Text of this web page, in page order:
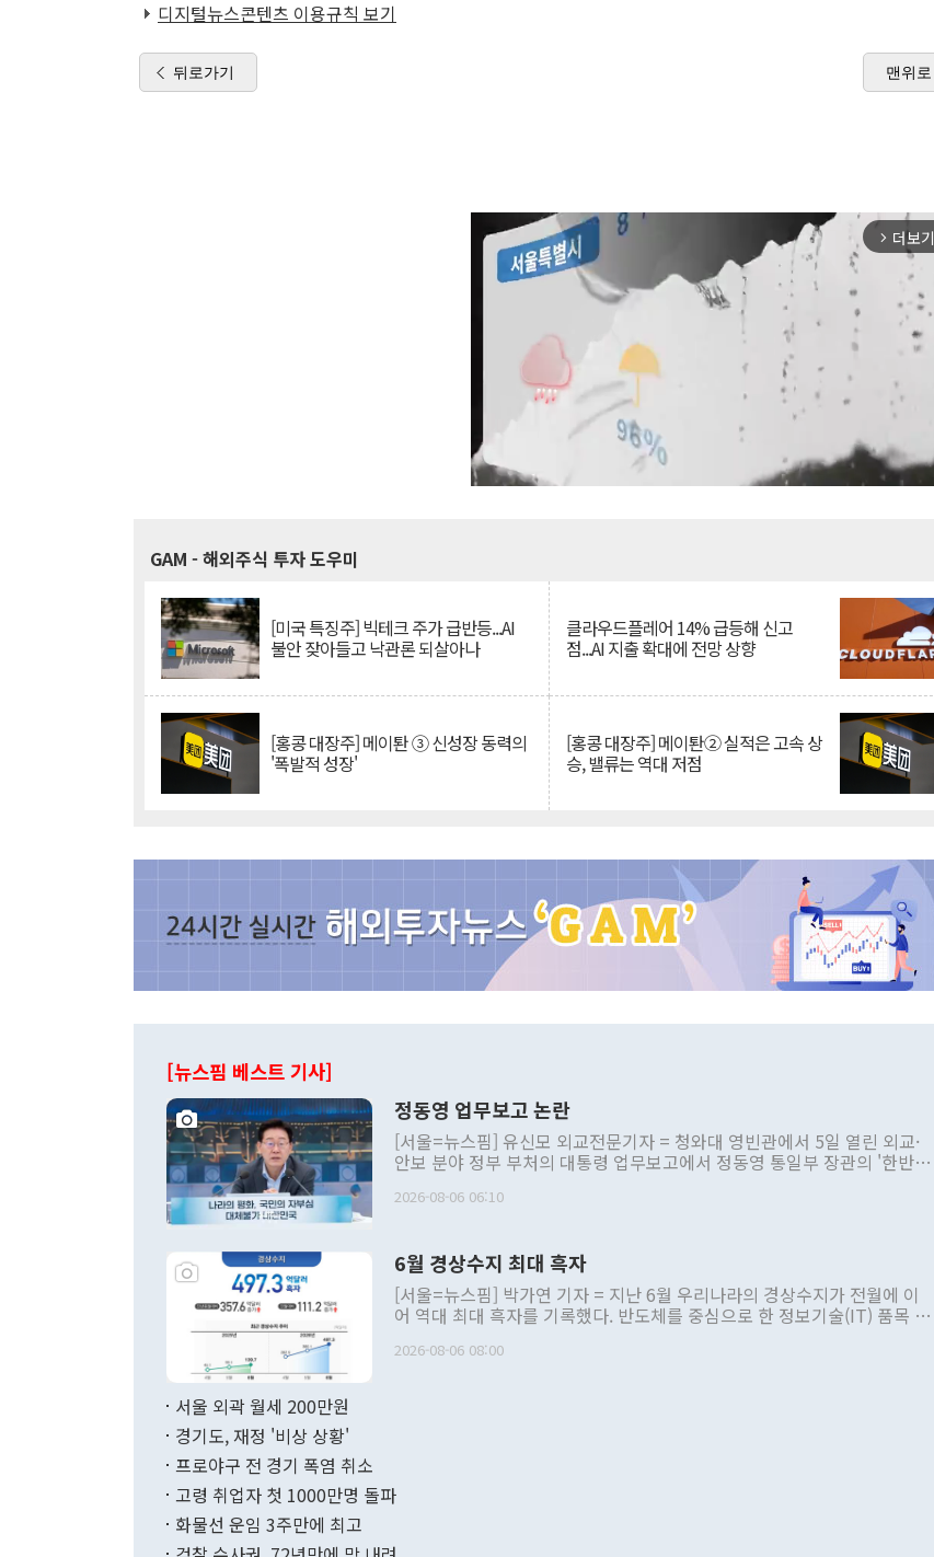
디지털뉴스콘텐츠 이용규칙 보기
뒤로가기 맨위로
arrow_forward_ios 더보기
GAM - 해외주식 투자 도우미
[미국 특징주] 빅테크 주가 급반등...AI
불안 잦아들고 낙관론 되살아나
클라우드플레어 14% 급등해 신고
점...AI 지출 확대에 전망 상향
[홍콩 대장주] 메이퇀 ③ 신성장 동력의
'폭발적 성장'
[홍콩 대장주] 메이퇀② 실적은 고속 상
승, 밸류는 역대 저점
[뉴스핌 베스트 기사]
정동영 업무보고 논란
[서울=뉴스핌] 유신모 외교전문기자 = 청와대 영빈관에서 5일 열린 외교·
안보 분야 정부 부처의 대통령 업무보고에서 정동영 통일부 장관의 '한반도
발언 중에는 정부 내 조율을 거치지 않은 사안을 정책으로 추진하겠다고 공
주의적 희망에 근거한 비현실적 구상'이라는 비판을 내놨다. 그동안 정 장
관의 대북 정책 관련 발언이 물의를 빚은 적은 여러 번 있지만 대통령과 유
관 부처 장관이 공개적으로 부정적 입장을 표명한 것은 이례적이다. 정 장
관의 무리한 대북 접근법과 월권을 제어해야 한다는 목소리도 높아지고 있
다. [정동영 통일부 장관이 지난달 23일 오후 서울 종로구 정부서울청사에
무너졌다고도 했다. 또 "현 시점에서 흘러간 선(先)비핵화만 되뇌는 것은
2026-08-06 06:10
6월 경상수지 최대 흑자
[서울=뉴스핌] 박가연 기자 = 지난 6월 우리나라의 경상수지가 전월에 이
어 역대 최대 흑자를 기록했다. 반도체를 중심으로 한 정보기술(IT) 품목 수
료=한국은행] 한국은행이 6일 발표한 '2026년 6월 국제수지(잠정)'에 따르
며 월간 기준 처음으로 1000억달러를 넘어섰다. 상품수입은 644억8000만
196.9% 급증했고 컴퓨터·주변기기(SSD)는 282.7% 증가했다. IT 품목
2026-08-06 08:00
서울 외곽 월세 200만원
경기도, 재정 '비상 상황'
프로야구 전 경기 폭염 취소
고령 취업자 첫 1000만명 돌파
화물선 운임 3주만에 최고